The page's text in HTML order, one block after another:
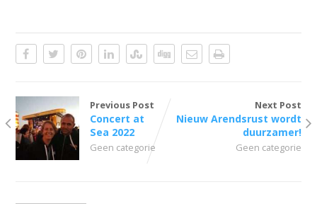
Previous Post
Concert at
Sea 2022
Geen categorie
Next Post
Nieuw Arendsrust wordt
duurzamer!
Geen categorie